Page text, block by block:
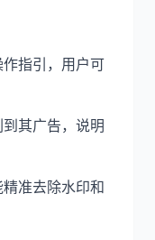
作指引，用户可
其广告，说明
精准去除水印和